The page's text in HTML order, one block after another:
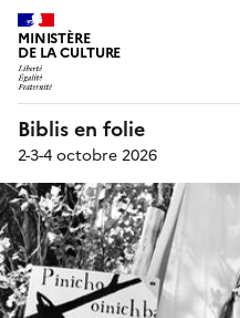
MINISTÈRE
DE LA CULTURE
Biblis en folie
2-3-4 octobre 2026